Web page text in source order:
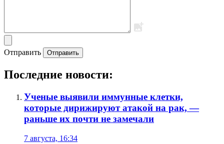
Отправить Отправить
Последние новости:
Ученые выявили иммунные клетки,
которые дирижируют атакой на рак, —
раньше их почти не замечали
7 августа, 16:34